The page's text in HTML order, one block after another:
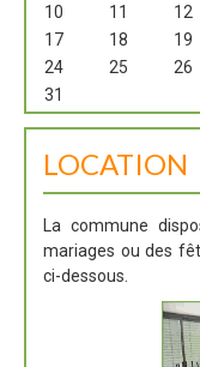
10
11 12
17
18 19
24
25 26
31
LOCATION
La commune
mariages ou des
ci-dessous.